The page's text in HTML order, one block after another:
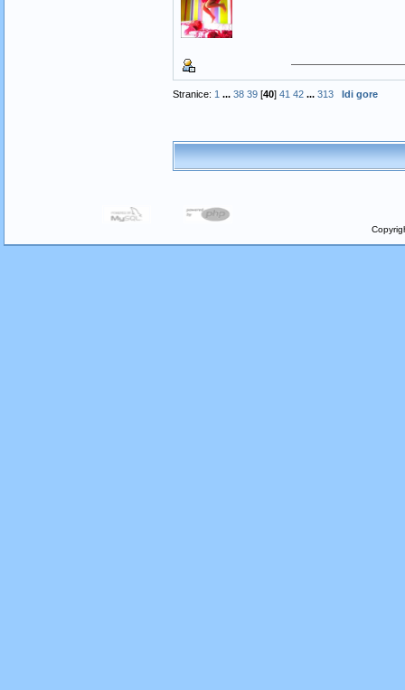
Stranice: 1 ... 38 39[40] 41 42 ... 313 Idi gore